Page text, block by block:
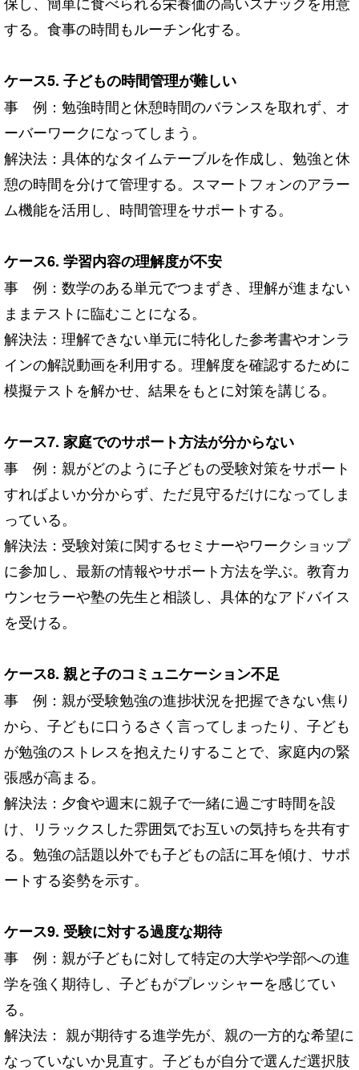
する。食事の時間もルーチン化する。
ケース5. 子どもの時間管理が難しい
事 例：勉強時間と休憩時間のバランスを取れず、オ
ーバーワークになってしまう。
解決法：具体的なタイムテーブルを作成し、勉強と休
憩の時間を分けて管理する。スマートフォンのアラー
ム機能を活用し、時間管理をサポートする。
ケース6. 学習内容の理解度が不安
事 例：数学のある単元でつまずき、理解が進まない
ままテストに臨むことになる。
解決法：理解できない単元に特化した参考書やオンラ
インの解説動画を利用する。理解度を確認するために
模擬テストを解かせ、結果をもとに対策を講じる。
ケース7. 家庭でのサポート方法が分からない
事 例：親がどのように子どもの受験対策をサポート
すればよいか分からず、ただ見守るだけになってしま
っている。
解決法：受験対策に関するセミナーやワークショップ
に参加し、最新の情報やサポート方法を学ぶ。教育カ
ウンセラーや塾の先生と相談し、具体的なアドバイス
を受ける。
ケース8. 親と子のコミュニケーション不足
事 例：親が受験勉強の進捗状況を把握できない焦り
から、子どもに口うるさく言ってしまったり、子ども
が勉強のストレスを抱えたりすることで、家庭内の緊
張感が高まる。
解決法：夕食や週末に親子で一緒に過ごす時間を設
け、リラックスした雰囲気でお互いの気持ちを共有す
る。勉強の話題以外でも子どもの話に耳を傾け、サポ
ートする姿勢を示す。
ケース9. 受験に対する過度な期待
事 例：親が子どもに対して特定の大学や学部への進
学を強く期待し、子どもがプレッシャーを感じてい
る。
解決法： 親が期待する進学先が、親の一方的な希望に
なっていないか見直す。子どもが自分で選んだ選択肢